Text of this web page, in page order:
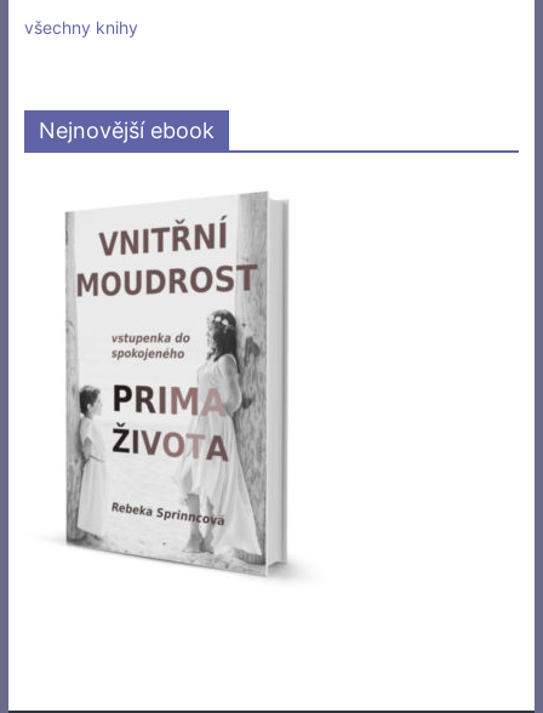
všechny knihy
Nejnovější ebook